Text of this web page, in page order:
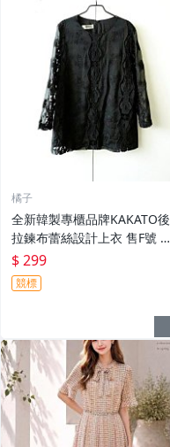
橘子
全新韓製專櫃品牌KAKATO後
拉鍊布蕾絲設計上衣 售F號 適
合M-L號身材
$ 299
競標